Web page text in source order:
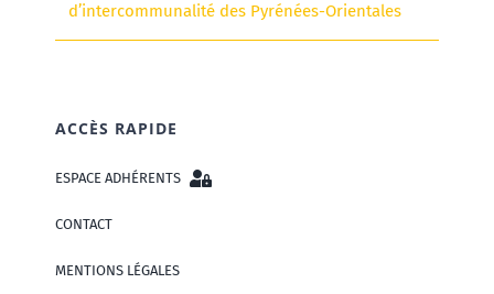
d’intercommunalité des Pyrénées-Orientales
ACCÈS RAPIDE
ESPACE ADHÉRENTS
CONTACT
MENTIONS LÉGALES